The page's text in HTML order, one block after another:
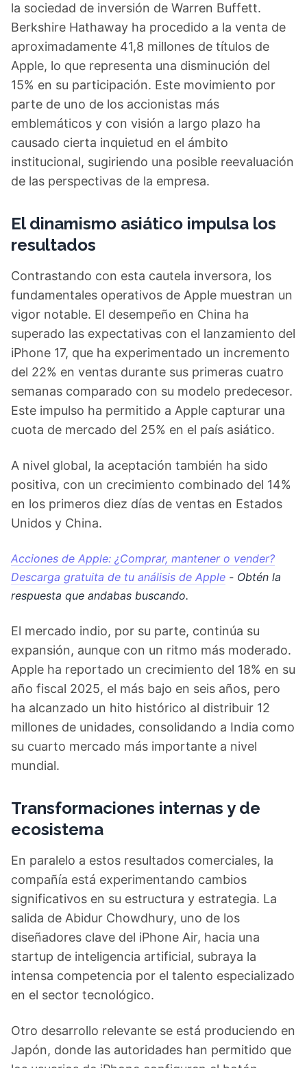
la sociedad de inversión de Warren Buffett.
Berkshire Hathaway ha procedido a la venta de
aproximadamente 41,8 millones de títulos de
Apple, lo que representa una disminución del
15% en su participación. Este movimiento por
parte de uno de los accionistas más
emblemáticos y con visión a largo plazo ha
causado cierta inquietud en el ámbito
institucional, sugiriendo una posible reevaluación
de las perspectivas de la empresa.
El dinamismo asiático impulsa los
resultados
Contrastando con esta cautela inversora, los
fundamentales operativos de Apple muestran un
vigor notable. El desempeño en China ha
superado las expectativas con el lanzamiento del
iPhone 17, que ha experimentado un incremento
del 22% en ventas durante sus primeras cuatro
semanas comparado con su modelo predecesor.
Este impulso ha permitido a Apple capturar una
cuota de mercado del 25% en el país asiático.
A nivel global, la aceptación también ha sido
positiva, con un crecimiento combinado del 14%
en los primeros diez días de ventas en Estados
Unidos y China.
Acciones de Apple: ¿Comprar, mantener o vender?
Descarga gratuita de tu análisis de Apple - Obtén la
respuesta que andabas buscando.
El mercado indio, por su parte, continúa su
expansión, aunque con un ritmo más moderado.
Apple ha reportado un crecimiento del 18% en su
año fiscal 2025, el más bajo en seis años, pero
ha alcanzado un hito histórico al distribuir 12
millones de unidades, consolidando a India como
su cuarto mercado más importante a nivel
mundial.
Transformaciones internas y de
ecosistema
En paralelo a estos resultados comerciales, la
compañía está experimentando cambios
significativos en su estructura y estrategia. La
salida de Abidur Chowdhury, uno de los
diseñadores clave del iPhone Air, hacia una
startup de inteligencia artificial, subraya la
intensa competencia por el talento especializado
en el sector tecnológico.
Otro desarrollo relevante se está produciendo en
Japón, donde las autoridades han permitido que